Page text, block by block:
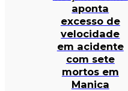
aponta
excesso de
velocidade
em acidente
com sete
mortos em
Manica